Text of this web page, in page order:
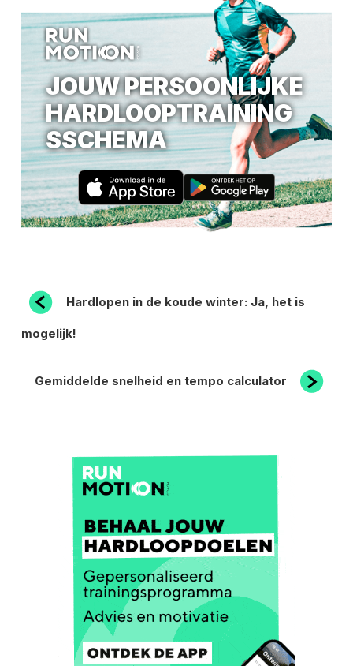
JOUW PERSOONLIJKE
HARDLOOPTRAINING
SSCHEMA
BERICHT
NAVIGATIE
Vorig
bericht
Hardlopen in de koude winter: Ja, het is
mogelijk!
Volgend
Gemiddelde snelheid en tempo calculator